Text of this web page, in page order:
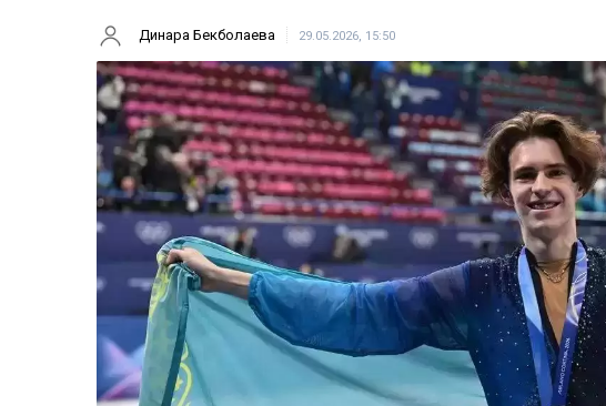
Динара Бекболаева 29.05.2026, 15:50